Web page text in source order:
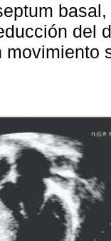
del
movimiento